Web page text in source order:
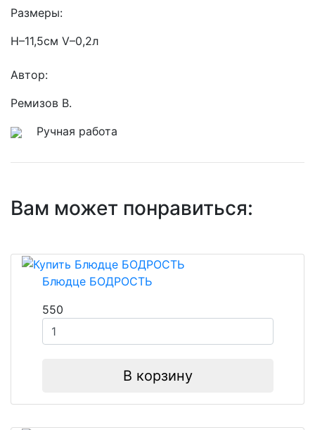
Размеры:
Н–11,5см V–0,2л
Автор:
Ремизов В.
Ручная работа
Вам может понравиться:
Блюдце БОДРОСТЬ
550
В корзину